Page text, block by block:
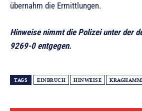
übernahm die Ermittlungen.
Hinweise nimmt die Polizei unter der
9269-0 entgegen.
TAGS EINBRUCH HINWEISE